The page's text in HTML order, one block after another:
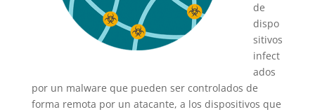
de
dispo
sitivos
infect
ados
por un malware que pueden ser controlados de
forma remota por un atacante, a los dispositivos que